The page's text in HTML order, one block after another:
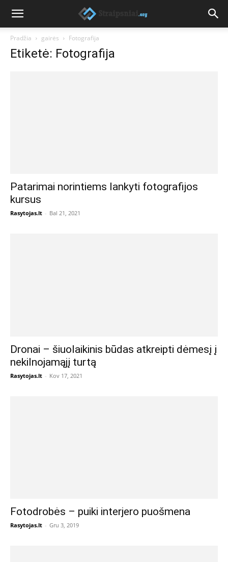
Pradžia gairės Fotografija
Etiketė: Fotografija
Patarimai norintiems lankyti fotografijos
kursus
Rasytojas.lt - Bal 21, 2021
Dronai – šiuolaikinis būdas atkreipti dėmesį į
nekilnojamąjį turtą
Rasytojas.lt - Kov 17, 2021
Fotodrobės – puiki interjero puošmena
Rasytojas.lt - Gru 3, 2019